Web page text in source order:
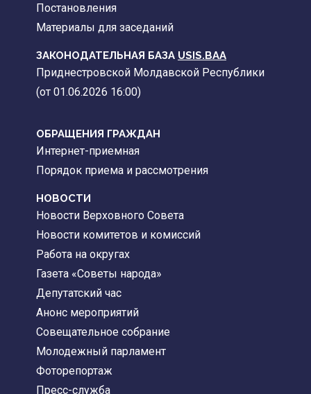
Постановления
Материалы для заседаний
ЗАКОНОДАТЕЛЬНАЯ БАЗА USIS.BAA
Приднестровской Молдавской Республики
(от 01.06.2026 16:00)
ОБРАЩЕНИЯ ГРАЖДАН
Интернет-приемная
Порядок приема и рассмотрения
НОВОСТИ
Новости Верховного Совета
Новости комитетов и комиссий
Работа на округах
Газета «Советы народа»
Депутатский час
Анонс мероприятий
Совещательное собрание
Молодежный парламент
Фоторепортаж
Пресс-служба